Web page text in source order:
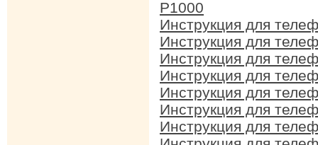
P1000
Инструкция для
Инструкция для
Инструкция для
Инструкция для
Инструкция для
Инструкция для
Инструкция для